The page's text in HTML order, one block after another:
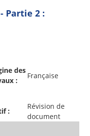
Partie 2 :
des
:
Française
:
Révision de
document